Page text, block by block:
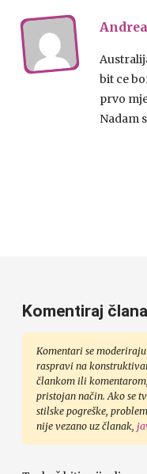
Andrea
bit ce
prvo
Nadam
Komentiraj
Komentari se
raspravi na
člankom ili
pristojan način. Ako se
stilske pogreške,
nije vezano uz članak,